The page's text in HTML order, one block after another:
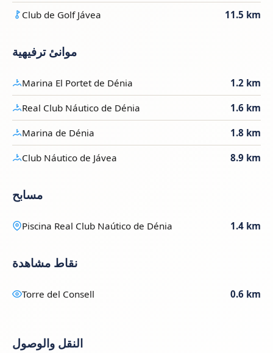
Club de Golf Jávea 11.5 km
موانئ ترفيهية
Marina El Portet de Dénia 1.2 km
Real Club Náutico de Dénia 1.6 km
Marina de Dénia 1.8 km
Club Náutico de Jávea 8.9 km
مسابح
Piscina Real Club Naútico de Dénia 1.4 km
نقاط مشاهدة
Torre del Consell 0.6 km
النقل والوصول